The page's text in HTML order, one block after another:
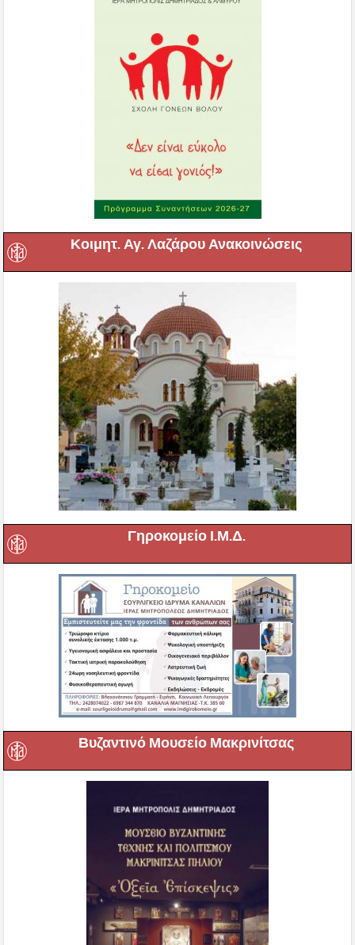
Κοιμητ. Αγ. Λαζάρου Ανακοινώσεις
Γηροκομείο Ι.Μ.Δ.
Βυζαντινό Μουσείο Μακρινίτσας